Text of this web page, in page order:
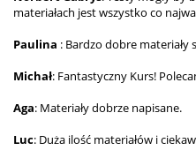
materiałach jest wszystko co
Paulina : Bardzo dobre materiały
Michał: Fantastyczny Kurs!
Aga: Materiały dobrze napisane.
Luc: Duża ilość materiałów i